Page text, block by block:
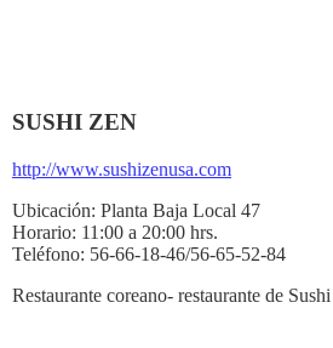
SUSHI ZEN
http://www.sushizenusa.com
Ubicación: Planta Baja Local 47
Horario: 11:00 a 20:00 hrs.
Teléfono: 56-66-18-46/56-65-52-84
Restaurante coreano- restaurante de Sushi